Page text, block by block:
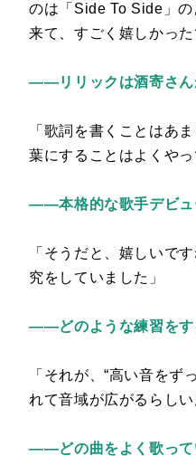
のは「 Side To Side 」
来て、すごく嬉しかった
――リリックは酒寄さん
「歌詞を書くことはあ
葉にすることはよくやっ
――本格的な歌手デビュ
「そうだと、嬉しいで
究をしていました」
――どのような練習をす
「それが、“高い音を
れて音域が広がるらし
――どの曲をよく歌って